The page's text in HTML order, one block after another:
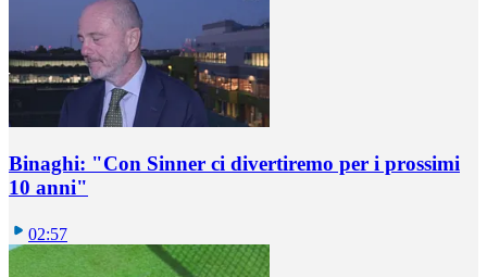
Binaghi: "Con Sinner ci divertiremo per i prossimi
10 anni"
02:57